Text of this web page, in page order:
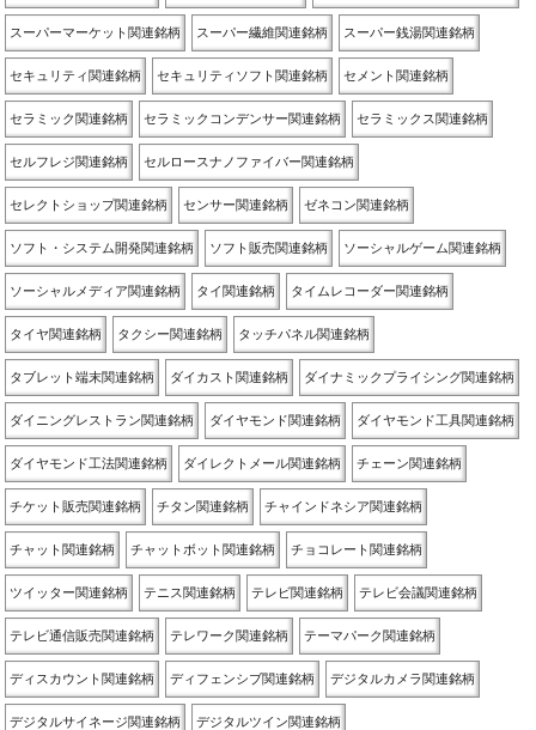
スーパーマーケット関連銘柄 スーパー繊維関連銘柄 スーパー銭湯関連銘柄
セキュリティ関連銘柄 セキュリティソフト関連銘柄 セメント関連銘柄
セラミック関連銘柄 セラミックコンデンサー関連銘柄 セラミックス関連銘柄
セルフレジ関連銘柄 セルロースナノファイバー関連銘柄
セレクトショップ関連銘柄 センサー関連銘柄 ゼネコン関連銘柄
ソフト・システム開発関連銘柄 ソフト販売関連銘柄 ソーシャルゲーム関連銘柄
ソーシャルメディア関連銘柄 タイ関連銘柄 タイムレコーダー関連銘柄
タイヤ関連銘柄 タクシー関連銘柄 タッチパネル関連銘柄
タブレット端末関連銘柄 ダイカスト関連銘柄 ダイナミックプライシング関連銘柄
ダイニングレストラン関連銘柄 ダイヤモンド関連銘柄 ダイヤモンド工具関連銘柄
ダイヤモンド工法関連銘柄 ダイレクトメール関連銘柄 チェーン関連銘柄
チケット販売関連銘柄 チタン関連銘柄 チャインドネシア関連銘柄
チャット関連銘柄 チャットボット関連銘柄 チョコレート関連銘柄
ツイッター関連銘柄 テニス関連銘柄 テレビ関連銘柄 テレビ会議関連銘柄
テレビ通信販売関連銘柄 テレワーク関連銘柄 テーマパーク関連銘柄
ディスカウント関連銘柄 ディフェンシブ関連銘柄 デジタルカメラ関連銘柄
デジタルサイネージ関連銘柄 デジタルツイン関連銘柄